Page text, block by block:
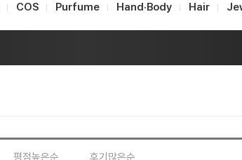
COS Purfume Hand·Body Hair
평점높은순 후기많은순